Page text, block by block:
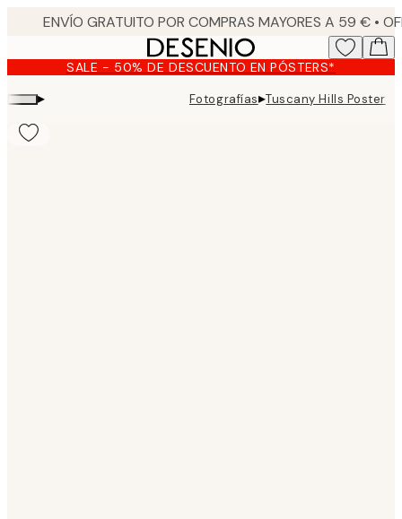
content.SALE - 50% DE DESCUENTO EN PÓSTERS*
▸ Fotografías▸Tuscany Hills Poster